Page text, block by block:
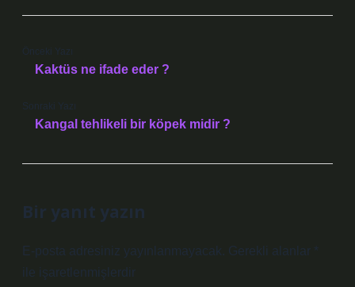
Önceki Yazı
Kaktüs ne ifade eder ?
Sonraki Yazı
Kangal tehlikeli bir köpek midir ?
Bir yanıt yazın
E-posta adresiniz yayınlanmayacak. Gerekli alanlar *
ile işaretlenmişlerdir